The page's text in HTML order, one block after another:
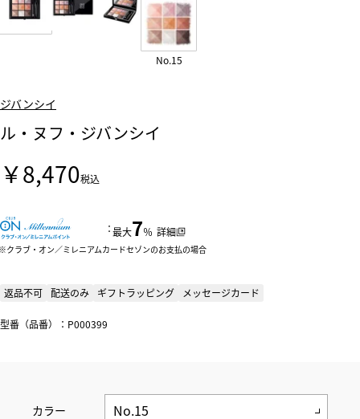
No.15
ジバンシイ
ル・ヌフ・ジバンシイ
￥8,470税込
：最大7％ 詳細
クラブ・オン／ミレニアムカードセゾンのお支払の場合
返品不可 配送のみ ギフトラッピング メッセージカード
型番（品番）：P000399
カラー